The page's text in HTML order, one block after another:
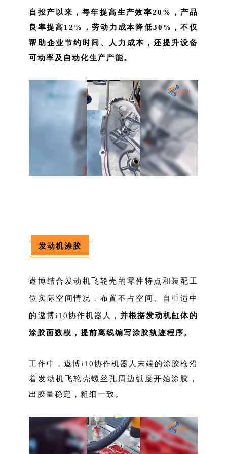
自投产以来，每年提高生产效率20%，产品
良率提高12%，劳动力成本降低30%，不仅
帮助企业节约时间、人力成本，还提升设备
可动率及自动化生产产能。
发动机涂胶
遨博结合发动机飞轮壳的零件特点和装配工
位实际空间情况，布置不占空间、自重适中
的遨博i10协作机器人，并根据发动机缸体的
涂胶面数模，提前离线编写涂胶轨迹程序。
工作中，遨博i10协作机器人末端的涂胶枪沿
着发动机飞轮壳螺丝孔周边弧度开始涂胶，
出胶量稳定，粗细一致。